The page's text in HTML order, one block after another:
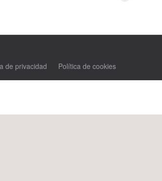
de privacidad Política de cookies